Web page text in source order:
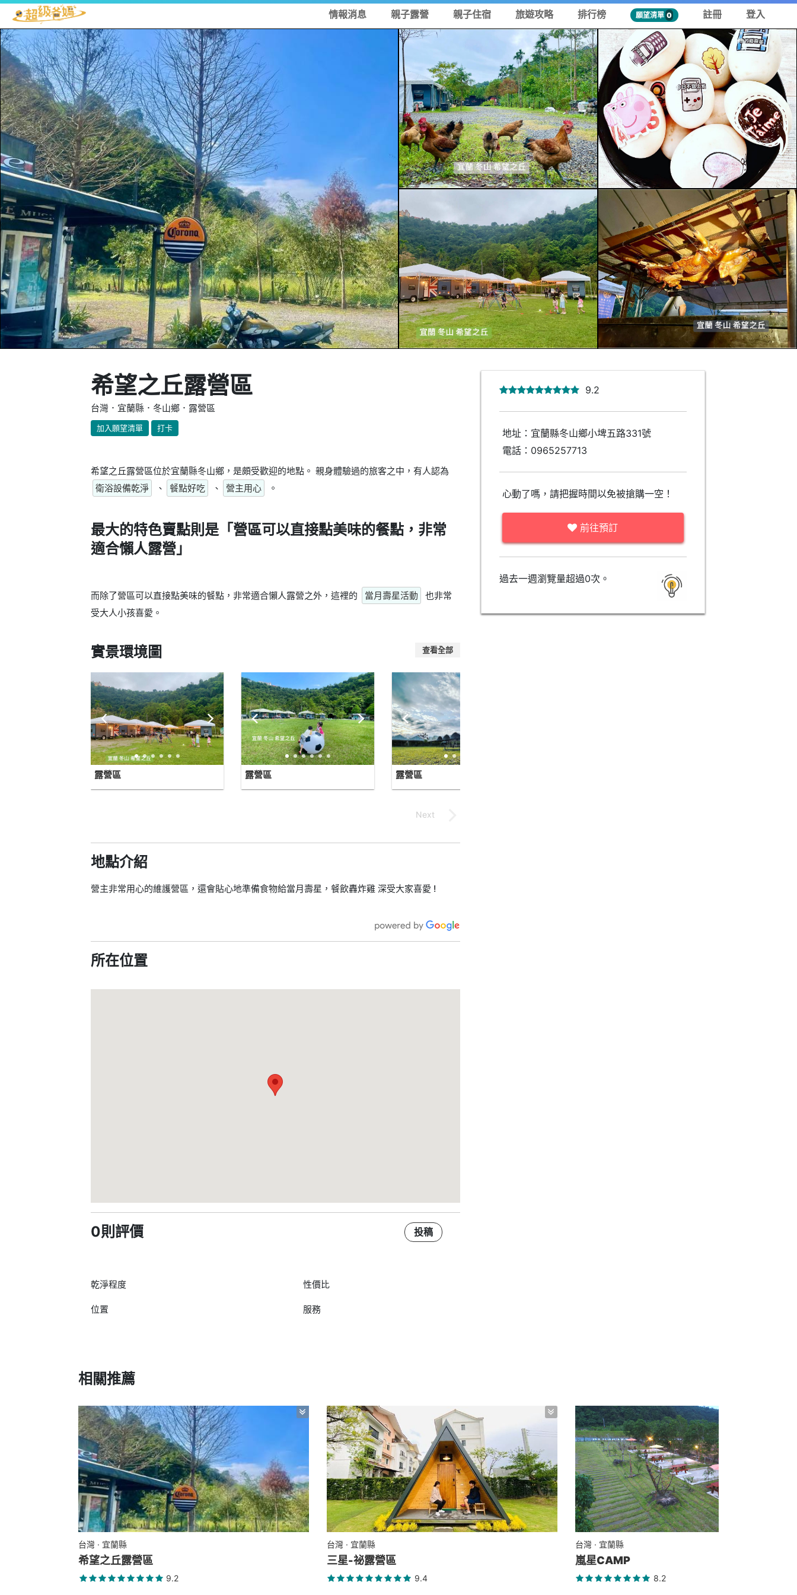
情報消息 親子露營 親子住宿 旅遊攻略 排行榜 願望清單 0 註冊 登入
希望之丘露營區
台灣．宜蘭縣．冬山鄉．露營區
加入願望清單 打卡
希望之丘露營區位於宜蘭縣冬山鄉，是頗受歡迎的地點。 親身體驗過的旅客之中，有人認為
衛浴設備乾淨
、 餐點好吃 、 營主用心 。
最大的特色賣點則是「營區可以直接點美味的餐點，非常
適合懶人露營」
而除了營區可以直接點美味的餐點，非常適合懶人露營之外，這裡的 當月壽星活動
也非常
受大人小孩喜愛。
實景環境圖 查看全部
露營區 露營區 露營區
地點介紹
營主非常用心的維護營區，還會貼心地準備食物給當月壽星，餐飲轟炸雞 深受大家喜愛 !
所在位置
0則評價 投稿
乾淨程度
位置
性價比
服務
9.2
地址：宜蘭縣冬山鄉小埤五路331號
電話： 0965257713
心動了嗎，請把握時間以免被搶購一空！
前往預訂
過去一週瀏覽量超過0次。
相關推薦
台灣 · 宜蘭縣
希望之丘露營區
9.2
台灣 · 宜蘭縣
三星-祕露營區
9.4
台灣 · 宜蘭縣
嵐星CAMP
8.2